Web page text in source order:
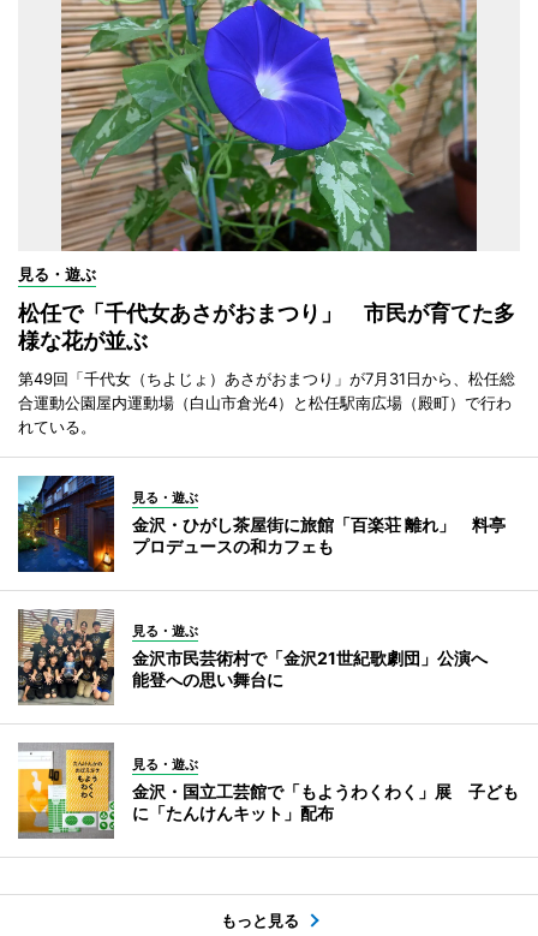
見る・遊ぶ
松任で「千代女あさがおまつり」 市民が育てた多
様な花が並ぶ
第49回「千代女（ちよじょ）あさがおまつり」が7月31日から、松任総
合運動公園屋内運動場（白山市倉光4）と松任駅南広場（殿町）で行わ
れている。
見る・遊ぶ
金沢・ひがし茶屋街に旅館「百楽荘 離れ」 料亭
プロデュースの和カフェも
見る・遊ぶ
金沢市民芸術村で「金沢21世紀歌劇団」公演へ
能登への思い舞台に
見る・遊ぶ
金沢・国立工芸館で「もようわくわく」展 子ども
に「たんけんキット」配布
もっと見る